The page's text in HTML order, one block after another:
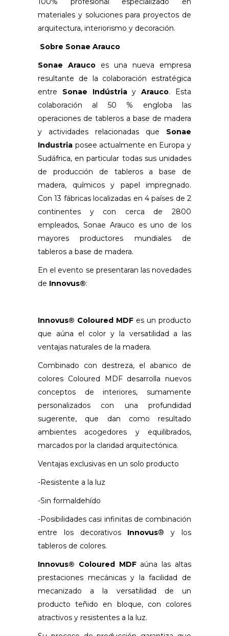
materiales y soluciones para proyectos de
arquitectura, interiorismo y decoración.
Sobre Sonae Arauco
Sonae Arauco es una nueva empresa
resultante de la colaboración estratégica
entre Sonae IndústriayArauco. Esta
colaboración al 50 % engloba las
operaciones de tableros a base de madera
y actividades relacionadas que Sonae
Industria posee actualmente en Europa y
Sudáfrica, en particular todas sus unidades
de producción de tableros a base de
madera, químicos y papel impregnado.
Con 13 fábricas localizadas en 4 países de 2
continentes y con cerca de 2800
empleados, Sonae Arauco es uno de los
mayores productores mundiales de
tableros a base de madera.
En el evento se presentaran las novedades
de Innovus®:
Innovus® Coloured MDF es un producto
que aúna el color y la versatilidad a las
ventajas naturales de la madera.
Combinado con destreza, el abanico de
colores Coloured MDF desarrolla nuevos
conceptos de interiores, sumamente
personalizados con una profundidad
sugerente, que dan como resultado
ambientes acogedores y equilibrados,
marcados por la claridad arquitectónica.
Ventajas exclusivas en un solo producto
-Resistente a la luz
-Sin formaldehído
-Posibilidades casi infinitas de combinación
entre los decorativos Innovus® y los
tableros de colores.
Innovus® Coloured MDFaúna las altas
prestaciones mecánicas y la facilidad de
mecanizado a la versatilidad de un
producto teñido en bloque, con colores
atractivos y resistentes a la luz.